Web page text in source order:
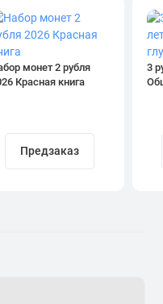
монет 2 рубля
Красная книга
Предзаказ
3